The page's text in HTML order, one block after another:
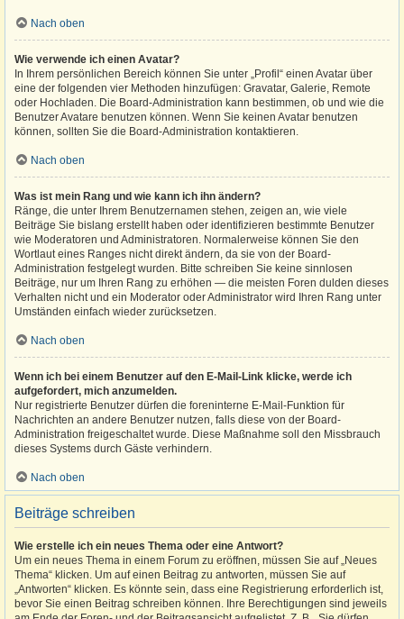
Nach oben
Wie verwende ich einen Avatar?
In Ihrem persönlichen Bereich können Sie unter „Profil“ einen Avatar über
eine der folgenden vier Methoden hinzufügen: Gravatar, Galerie, Remote
oder Hochladen. Die Board-Administration kann bestimmen, ob und wie die
Benutzer Avatare benutzen können. Wenn Sie keinen Avatar benutzen
können, sollten Sie die Board-Administration kontaktieren.
Nach oben
Was ist mein Rang und wie kann ich ihn ändern?
Ränge, die unter Ihrem Benutzernamen stehen, zeigen an, wie viele
Beiträge Sie bislang erstellt haben oder identifizieren bestimmte Benutzer
wie Moderatoren und Administratoren. Normalerweise können Sie den
Wortlaut eines Ranges nicht direkt ändern, da sie von der Board-
Administration festgelegt wurden. Bitte schreiben Sie keine sinnlosen
Beiträge, nur um Ihren Rang zu erhöhen — die meisten Foren dulden dieses
Verhalten nicht und ein Moderator oder Administrator wird Ihren Rang unter
Umständen einfach wieder zurücksetzen.
Nach oben
Wenn ich bei einem Benutzer auf den E-Mail-Link klicke, werde ich
aufgefordert, mich anzumelden.
Nur registrierte Benutzer dürfen die foreninterne E-Mail-Funktion für
Nachrichten an andere Benutzer nutzen, falls diese von der Board-
Administration freigeschaltet wurde. Diese Maßnahme soll den Missbrauch
dieses Systems durch Gäste verhindern.
Nach oben
Beiträge schreiben
Wie erstelle ich ein neues Thema oder eine Antwort?
Um ein neues Thema in einem Forum zu eröffnen, müssen Sie auf „Neues
Thema“ klicken. Um auf einen Beitrag zu antworten, müssen Sie auf
„Antworten“ klicken. Es könnte sein, dass eine Registrierung erforderlich ist,
bevor Sie einen Beitrag schreiben können. Ihre Berechtigungen sind jeweils